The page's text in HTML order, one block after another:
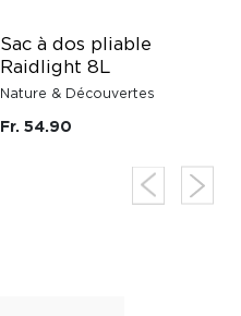
Sac à dos pliable
Raidlight 8L
Nature & Découvertes
Fr. 54.90